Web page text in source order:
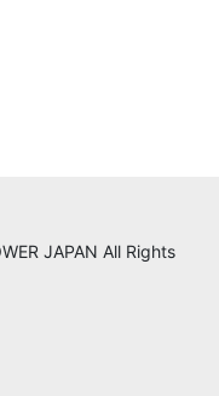
JAPAN All Rights